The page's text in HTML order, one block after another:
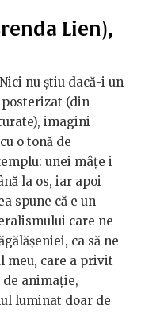
Lien),
nu știu dacă-i un
(din
imagini
o tonă de
unei mâțe i
la os, iar apoi
spune că e un
care ne
ca să ne
meu, care a privit
animație,
luminat doar de